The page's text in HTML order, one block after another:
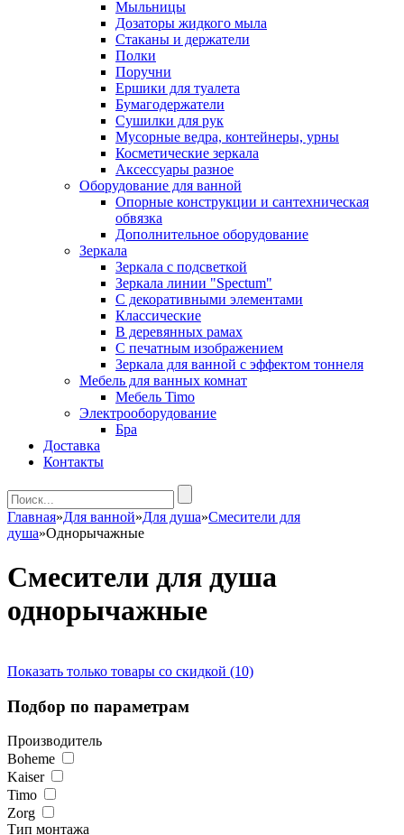
Мыльницы
Дозаторы жидкого мыла
Стаканы и держатели
Полки
Поручни
Ершики для туалета
Бумагодержатели
Сушилки для рук
Мусорные ведра, контейнеры, урны
Косметические зеркала
Аксессуары разное
Оборудование для ванной
Опорные конструкции и сантехническая
обвязка
Дополнительное оборудование
Зеркала
Зеркала с подсветкой
Зеркала линии "Spectum"
С декоративными элементами
Классические
В деревянных рамах
С печатным изображением
Зеркала для ванной с эффектом тоннеля
Мебель для ванных комнат
Мебель Timo
Электрооборудование
Бра
Доставка
Контакты
Главная»Для ванной»Для душа»Смесители для
душа»Однорычажные
Смесители для душа
однорычажные
Показать только товары со скидкой (10)
Подбор по параметрам
Производитель
Boheme
Kaiser
Timo
Zorg
Тип монтажа